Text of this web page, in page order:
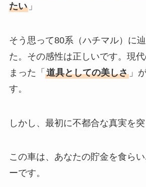
たい」
そう思って80系（ハチマル）に
た。その感性は正しいです。現
まった「 道具としての美しさ」
す。
しかし、最初に不都合な真実を突
この車は、あなたの貯金を食ら
ーです。